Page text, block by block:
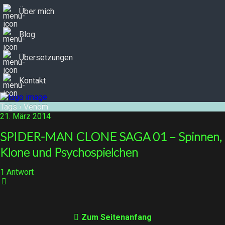
Über mich
Blog
Übersetzungen
Kontakt
Tags › Venom
21. März 2014
SPIDER-MAN CLONE SAGA 01 – Spinnen,
Klone und Psychospielchen
1 Antwort
Zum Seitenanfang